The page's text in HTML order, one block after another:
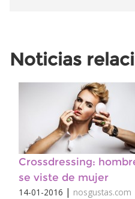
Noticias
Crossdressing:
se viste de mujer
14-01-2016 | nosgustas.com